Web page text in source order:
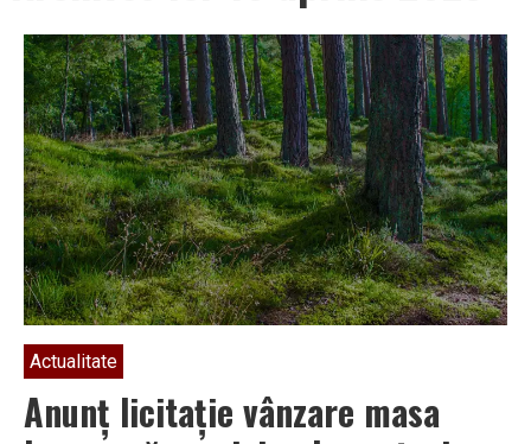
Actualitate
Anunț licitație vânzare masa